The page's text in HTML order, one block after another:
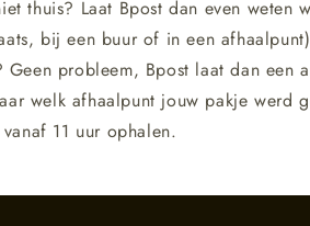
thuis? Laat Bpost dan even weten
bij een buur of in een
Geen probleem, Bpost laat dan een
welk afhaalpunt jouw pakje werd
11 uur ophalen.